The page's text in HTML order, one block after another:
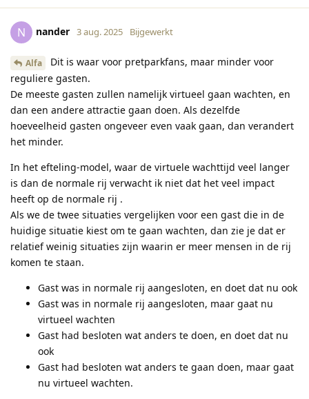
N nander 3 aug. 2025 Bijgewerkt
Alfa
Dit is waar voor pretparkfans, maar minder voor
reguliere gasten.
De meeste gasten zullen namelijk virtueel gaan wachten, en
dan een andere attractie gaan doen. Als dezelfde
hoeveelheid gasten ongeveer even vaak gaan, dan verandert
het minder.
In het efteling-model, waar de virtuele wachttijd veel langer
is dan de normale rij verwacht ik niet dat het veel impact
heeft op de normale rij .
Als we de twee situaties vergelijken voor een gast die in de
huidige situatie kiest om te gaan wachten, dan zie je dat er
relatief weinig situaties zijn waarin er meer mensen in de rij
komen te staan.
Gast was in normale rij aangesloten, en doet dat nu ook
Gast was in normale rij aangesloten, maar gaat nu
virtueel wachten
Gast had besloten wat anders te doen, en doet dat nu
ook
Gast had besloten wat anders te gaan doen, maar gaat
nu virtueel wachten.